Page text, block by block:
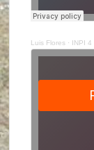
Luis Flores · INPI 4